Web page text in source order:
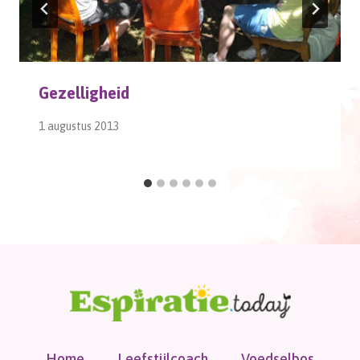
Gezelligheid
1 augustus 2013